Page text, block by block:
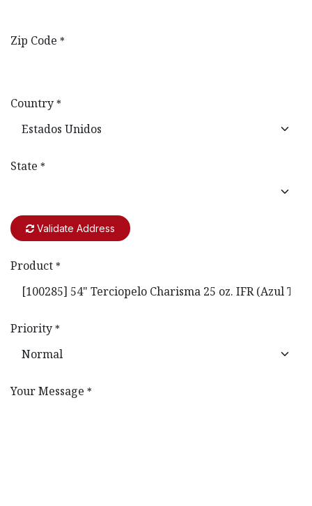
Zip Code *
Country *
State *
Validate Address
Product *
Priority *
Your Message *